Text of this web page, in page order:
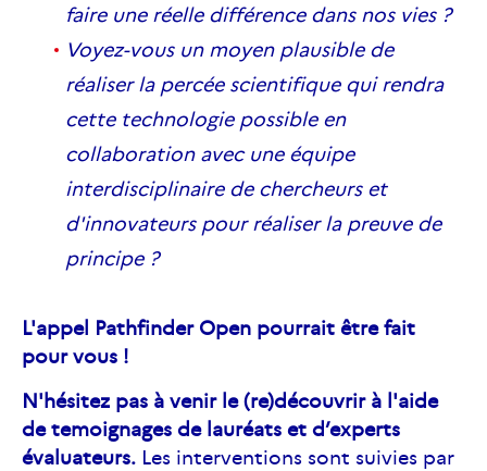
faire une réelle différence dans nos vies ?
Voyez-vous un moyen plausible de
réaliser la percée scientifique qui rendra
cette technologie possible en
collaboration avec une équipe
interdisciplinaire de chercheurs et
d'innovateurs pour réaliser la preuve de
principe ?
L'appel Pathfinder Open pourrait être fait
pour vous !
N'hésitez pas à venir le (re)découvrir à l'aide
de temoignages de lauréats et d’experts
évaluateurs. Les interventions sont suivies par